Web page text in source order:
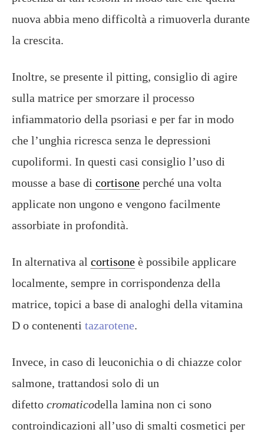
nuova abbia meno difficoltà a rimuoverla durante
la crescita.
Inoltre, se presente il pitting, consiglio di agire
sulla matrice per smorzare il processo
infiammatorio della psoriasi e per far in modo
che l’unghia ricresca senza le depressioni
cupoliformi. In questi casi consiglio l’uso di
mousse a base di cortisone perché una volta
applicate non ungono e vengono facilmente
assorbiate in profondità.
In alternativa al cortisone è possibile applicare
localmente, sempre in corrispondenza della
matrice, topici a base di analoghi della vitamina
D o contenenti tazarotene.
Invece, in caso di leuconichia o di chiazze color
salmone, trattandosi solo di un
difetto cromaticodella lamina non ci sono
controindicazioni all’uso di smalti cosmetici per